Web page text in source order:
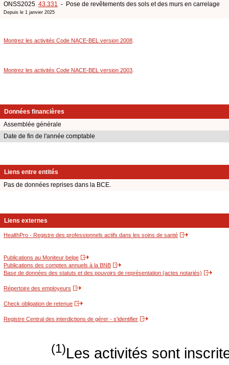
ONSS2025 43.331 - Pose de revêtements des sols et des murs en carrelage
Depuis le 1 janvier 2025
Montrez les activités Code NACE-BEL version 2008
Montrez les activités Code NACE-BEL version 2003
Données financières
Assemblée générale
Date de fin de l'année comptable
Liens entre entités
Pas de données reprises dans la BCE.
Liens externes
HealthPro - Registre des professionnels actifs dans les soins de santé
Publications au Moniteur belge
Publications des comptes annuels à la BNB
Base de données des statuts et des pouvoirs de représentation (actes notariés)
Répertoire des employeurs
Check obligation de retenue
Registre Central des interdictions de gérer - s'identifier
(1)Les activités sont